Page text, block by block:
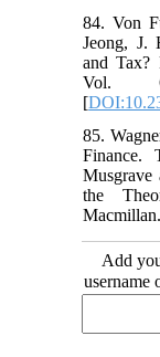
84. Von
Jeong, J.
and Tax?
Vol.
[
85.
Finance.
Musgrave
the
Macmillan.
Add
username